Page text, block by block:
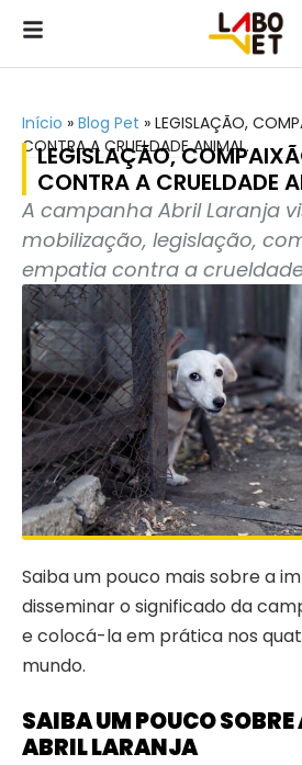
Início » Blog Pet » LEGISLAÇÃO,
CONTRA A CRUELDADE ANIMAL.
LEGISLAÇÃO,
CONTRA A CRUELDADE
A campanha Abril Laranja
mobilização, legislação,
empatia contra a
Saiba um pouco mais sobre a
disseminar o significado da
e colocá-la em prática nos
mundo.
SAIBA UM POUCO
ABRIL LARANJA